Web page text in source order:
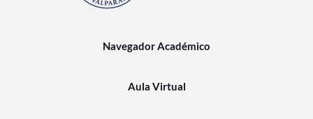
Navegador Académico
Aula Virtual